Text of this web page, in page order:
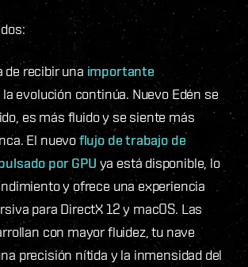
de recibir una importante
la evolución continúa. Nuevo Edén se
es más fluido y se siente más
El nuevoflujo de trabajo de
por GPU ya está disponible, lo
y ofrece una experiencia
para DirectX 12 y macOS. Las
con mayor fluidez, tu nave
precisión nítida y la inmensidad del